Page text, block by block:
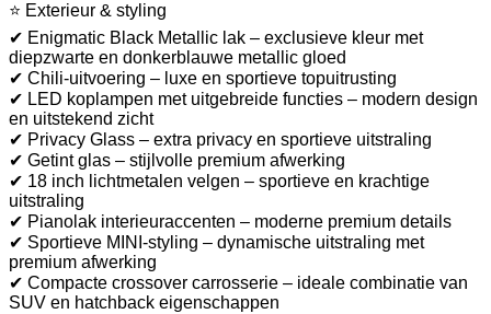
⭐ Exterieur & styling
✔ Enigmatic Black Metallic lak – exclusieve kleur met
diepzwarte en donkerblauwe metallic gloed
✔ Chili-uitvoering – luxe en sportieve topuitrusting
✔ LED koplampen met uitgebreide functies – modern design
en uitstekend zicht
✔ Privacy Glass – extra privacy en sportieve uitstraling
✔ Getint glas – stijlvolle premium afwerking
✔ 18 inch lichtmetalen velgen – sportieve en krachtige
uitstraling
✔ Pianolak interieuraccenten – moderne premium details
✔ Sportieve MINI-styling – dynamische uitstraling met
premium afwerking
✔ Compacte crossover carrosserie – ideale combinatie van
SUV en hatchback eigenschappen